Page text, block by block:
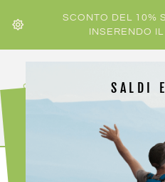
SCONTO DEL 10%
INSERENDO
SALDI